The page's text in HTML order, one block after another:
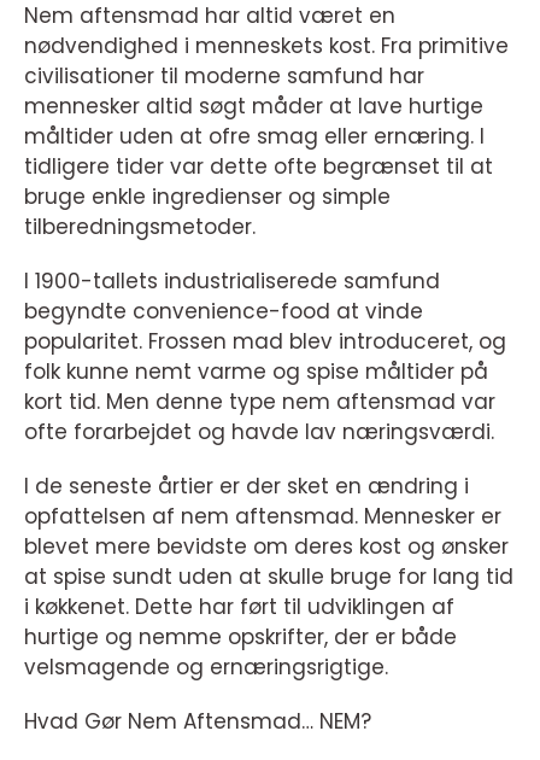
Nem aftensmad har altid været en
nødvendighed i menneskets kost. Fra primitive
civilisationer til moderne samfund har
mennesker altid søgt måder at lave hurtige
måltider uden at ofre smag eller ernæring. I
tidligere tider var dette ofte begrænset til at
bruge enkle ingredienser og simple
tilberedningsmetoder.
I 1900-tallets industrialiserede samfund
begyndte convenience-food at vinde
popularitet. Frossen mad blev introduceret, og
folk kunne nemt varme og spise måltider på
kort tid. Men denne type nem aftensmad var
ofte forarbejdet og havde lav næringsværdi.
I de seneste årtier er der sket en ændring i
opfattelsen af nem aftensmad. Mennesker er
blevet mere bevidste om deres kost og ønsker
at spise sundt uden at skulle bruge for lang tid
i køkkenet. Dette har ført til udviklingen af
hurtige og nemme opskrifter, der er både
velsmagende og ernæringsrigtige.
Hvad Gør Nem Aftensmad… NEM?